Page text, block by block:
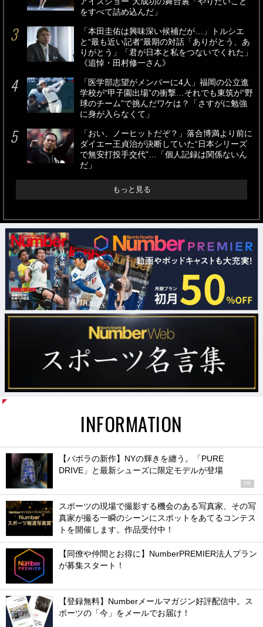
をすべて詰め込んだ」
「本田圭佑は興味深い候補だが…」トルシエ
と“最も近い記者”最期の対話「ありがとう、あ
りがとう」「君が日本と私をつないでくれた」
《追悼・田村修一さん》
「医学部志望がメンバーに4人」福岡の公立進
学校が“甲子園出場”の衝撃…それでも東筑が“野
球のチーム”で挑んだワケは？「さすがに勉強
に身が入らなくて」
「おい、ノーヒットだぞ？」落合博満より前に
ダイエー王貞治が決断していた“日本シリーズ
で無安打投手交代”…「個人記録は関係ないん
だ」
もっと見る
INFORMATION
【バボラの新作】NYの輝きを纏う。「PURE
DRIVE」と最新シューズに限定モデルが登場
PR
スポーツの現場で撮影する機会のある写真家、その写
真家が撮る一瞬のシーンにスポットをあてるコンテス
トを開催します。作品受付中！
【同僚や仲間とお得に】NumberPREMIER法人プラン
が募集スタート！
【登録無料】Numberメールマガジン好評配信中。ス
ポーツの「今」をメールでお届け！